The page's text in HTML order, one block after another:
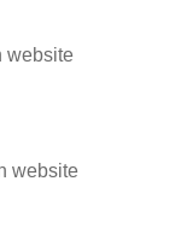
website
website